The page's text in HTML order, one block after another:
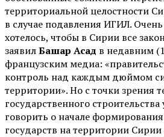
территориальной целостности
в случае подавления ИГИЛ.
хотелось, чтобы в Сирии все
заявилБашар Асад в недавним
французским медиа:
контроль над каждым дюймом
территории». Но с точки зрения
государственного
говорить о начале
государств на территории